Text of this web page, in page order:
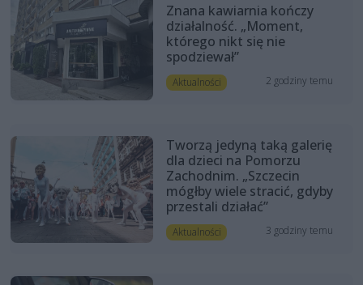
Znana kawiarnia kończy
działalność. „Moment,
którego nikt się nie
spodziewał”
Aktualności 2 godziny temu
Tworzą jedyną taką galerię
dla dzieci na Pomorzu
Zachodnim. „Szczecin
mógłby wiele stracić, gdyby
przestali działać”
Aktualności 3 godziny temu